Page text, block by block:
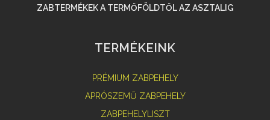
ZABTERMÉKEK A TERMŐFÖLDTŐL AZ ASZTALIG
TERMÉKEINK
PRÉMIUM ZABPEHELY
APRÓSZEMŰ ZABPEHELY
ZABPEHELYLISZT